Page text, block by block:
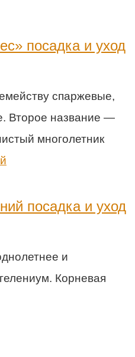
посадка и уход
спаржевые,
Второе название —
многолетник
посадка и уход
и
Корневая